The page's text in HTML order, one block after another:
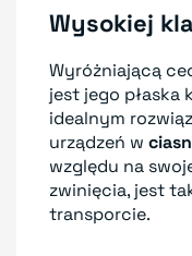
Wysokiej
Wyróżniającą
jest jego płaska
idealnym
urządzeń w
względu na
zwinięcia, jest
transporcie.